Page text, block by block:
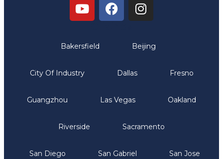
Bakersfield Beijing
City Of Industry Dallas Fresno
Guangzhou Las Vegas Oakland
Riverside Sacramento
San Diego San Gabriel San Jose